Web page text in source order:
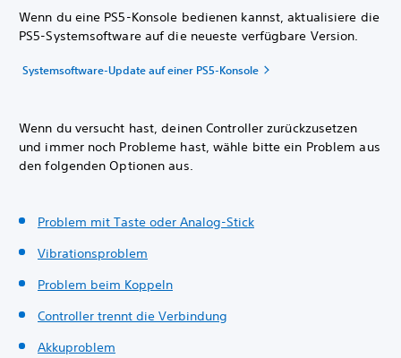
Wenn du eine PS5-Konsole bedienen kannst, aktualisiere die
PS5-Systemsoftware auf die neueste verfügbare Version.
Systemsoftware-Update auf einer PS5-Konsole
Wenn du versucht hast, deinen Controller zurückzusetzen
und immer noch Probleme hast, wähle bitte ein Problem aus
den folgenden Optionen aus.
Problem mit Taste oder Analog-Stick
Vibrationsproblem
Problem beim Koppeln
Controller trennt die Verbindung
Akkuproblem